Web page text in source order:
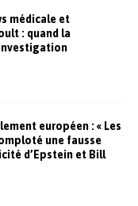
médicale et
: quand la
européen : « Les
une fausse
d’Epstein et Bill